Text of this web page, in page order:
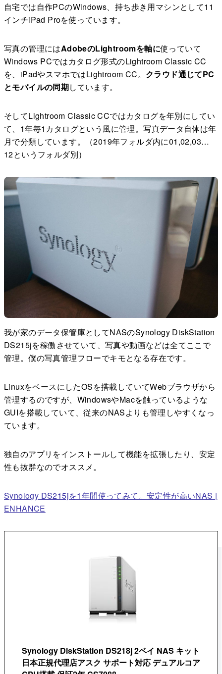
自宅では自作PCのWindows、持ち歩き用マシンとして11
インチiPad Proを使っています。
写真の管理にはAdobeのLightroomを軸に使っていて
Windows PCではカタログ形式のLightroom Classic CC
を、iPadやスマホではLightroom CC。 クラウド通じてPC
とモバイルの同期しています。
そしてLightroom Classic CCではカタログを年別にしてい
て、1年毎1カタログという風に管理。写真データ自体は年
月で分類しています。（2019年フォルダ内に01,02,03…
12というフォルダ別）
我が家のデータ保管庫としてNASのSynology DiskStation
DS215jを稼働させていて、写真や動画などは全てここで
管理。僕の写真管理フローでキモとなる存在です。
LinuxをベースにしたOSを搭載していてWebブラウザから
管理するのですが、WindowsやMacを触っているような
GUIを搭載していて、従来のNASよりも管理しやすくなっ
ています。
独自のアプリをインストールして機能を拡張したり、安定
性も抜群なのでオススメ。
Synology DS215jを1年間使ってみて。安定性が高いNAS |
ENHANCE
Synology DiskStation DS218j 2ベイ NAS キット
日本正規代理店アスク サポート対応 デュアルコア